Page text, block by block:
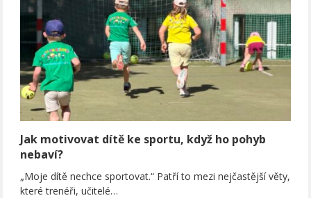
Jak motivovat dítě ke sportu, když ho pohyb
nebaví?
„Moje dítě nechce sportovat.“ Patří to mezi nejčastější věty,
které trenéři, učitelé…